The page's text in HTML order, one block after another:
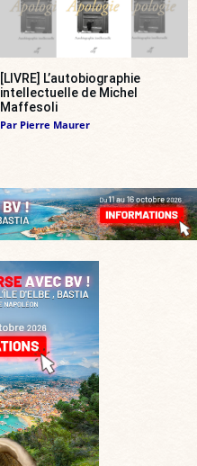
[LIVRE] L’autobiographie
intellectuelle de Michel
Maffesoli
Par Pierre Maurer